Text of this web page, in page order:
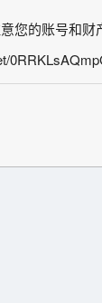
您的账号和财